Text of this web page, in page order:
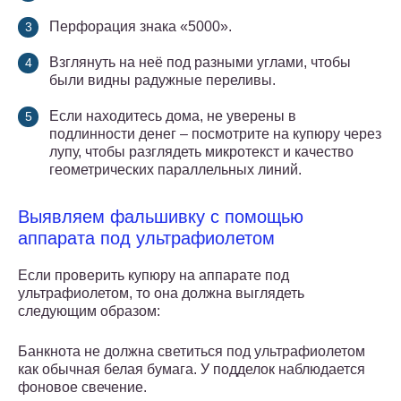
Перфорация знака «5000».
Взглянуть на неё под разными углами, чтобы
были видны радужные переливы.
Если находитесь дома, не уверены в
подлинности денег – посмотрите на купюру через
лупу, чтобы разглядеть микротекст и качество
геометрических параллельных линий.
Выявляем фальшивку с помощью
аппарата под ультрафиолетом
Если проверить купюру на аппарате под
ультрафиолетом, то она должна выглядеть
следующим образом:
Банкнота не должна светиться под ультрафиолетом
как обычная белая бумага. У подделок наблюдается
фоновое свечение.